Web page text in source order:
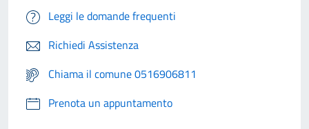
Leggi le domande frequenti
Richiedi Assistenza
Chiama il comune 0516906811
Prenota un appuntamento